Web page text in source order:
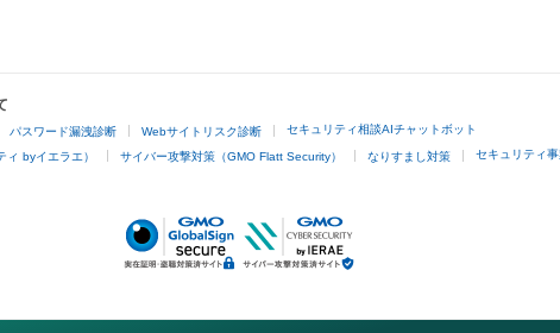
パスワード漏洩診断 Webサイトリスク診断 セキュリティ相談AIチャットボット
byイエラエ） サイバー攻撃対策（GMO Flatt Security） なりすまし対策 セキュリティ